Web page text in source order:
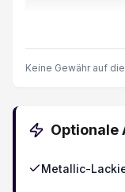
Keyless
Klimaanlage
Knieairbag
Keine Gewähr auf
Optionale
Metallic-